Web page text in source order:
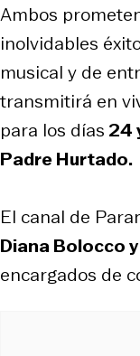
Ambos
inolvidables
musical y de
transmitirá en
para los días 24
Padre Hurtado.
El canal de
Diana Bolocco
encargados de